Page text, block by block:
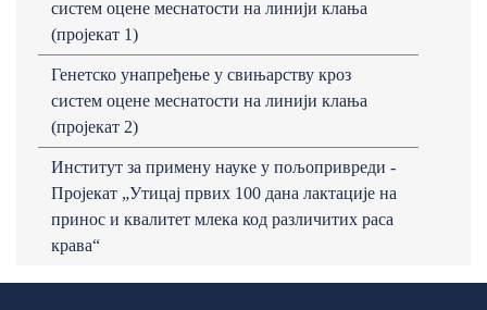
систем оцене меснатости на линији клања
(пројекат 1)
Генетско унапређење у свињарству кроз
систем оцене меснатости на линији клања
(пројекат 2)
Институт за примену науке у пољопривреди -
Пројекат „Утицај првих 100 дана лактације на
принос и квалитет млека код различитих раса
крава“